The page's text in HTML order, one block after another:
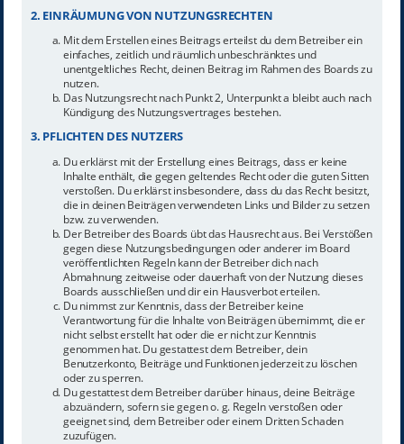
2. EINRÄUMUNG VON NUTZUNGSRECHTEN
Mit dem Erstellen eines Beitrags erteilst du dem Betreiber ein
einfaches, zeitlich und räumlich unbeschränktes und
unentgeltliches Recht, deinen Beitrag im Rahmen des Boards zu
nutzen.
Das Nutzungsrecht nach Punkt 2, Unterpunkt a bleibt auch nach
Kündigung des Nutzungsvertrages bestehen.
3. PFLICHTEN DES NUTZERS
Du erklärst mit der Erstellung eines Beitrags, dass er keine
Inhalte enthält, die gegen geltendes Recht oder die guten Sitten
verstoßen. Du erklärst insbesondere, dass du das Recht besitzt,
die in deinen Beiträgen verwendeten Links und Bilder zu setzen
bzw. zu verwenden.
Der Betreiber des Boards übt das Hausrecht aus. Bei Verstößen
gegen diese Nutzungsbedingungen oder anderer im Board
veröffentlichten Regeln kann der Betreiber dich nach
Abmahnung zeitweise oder dauerhaft von der Nutzung dieses
Boards ausschließen und dir ein Hausverbot erteilen.
Du nimmst zur Kenntnis, dass der Betreiber keine
Verantwortung für die Inhalte von Beiträgen übernimmt, die er
nicht selbst erstellt hat oder die er nicht zur Kenntnis
genommen hat. Du gestattest dem Betreiber, dein
Benutzerkonto, Beiträge und Funktionen jederzeit zu löschen
oder zu sperren.
Du gestattest dem Betreiber darüber hinaus, deine Beiträge
abzuändern, sofern sie gegen o. g. Regeln verstoßen oder
geeignet sind, dem Betreiber oder einem Dritten Schaden
zuzufügen.